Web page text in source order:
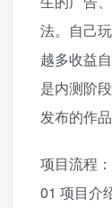
法。自己
越多收益
是内测阶
发布的作
项目流程：
01 项目介